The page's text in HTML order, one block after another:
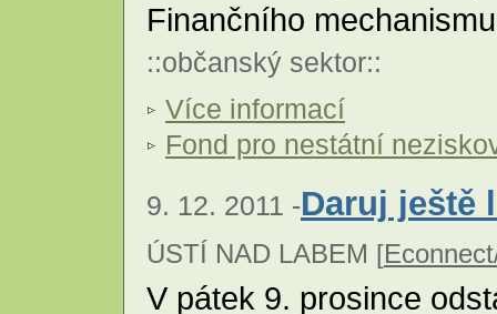
Finančního
::občanský sektor::
Více informací
Fond pro nestátní
9. 12. 2011 -Daruj ještě
ÚSTÍ NAD LABEM [
V pátek 9. prosince